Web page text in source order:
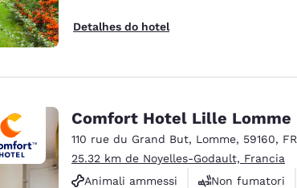
Spain
English
United Kingdom
English
Ásia-Pacífico
Detalhes do hotel
Comfort Hotel Lille Lomme
110 rue du Grand But, Lomme, 59160, FR
25.32 km de Noyelles-Godault, Francia
Animali ammessi
Non fumatori